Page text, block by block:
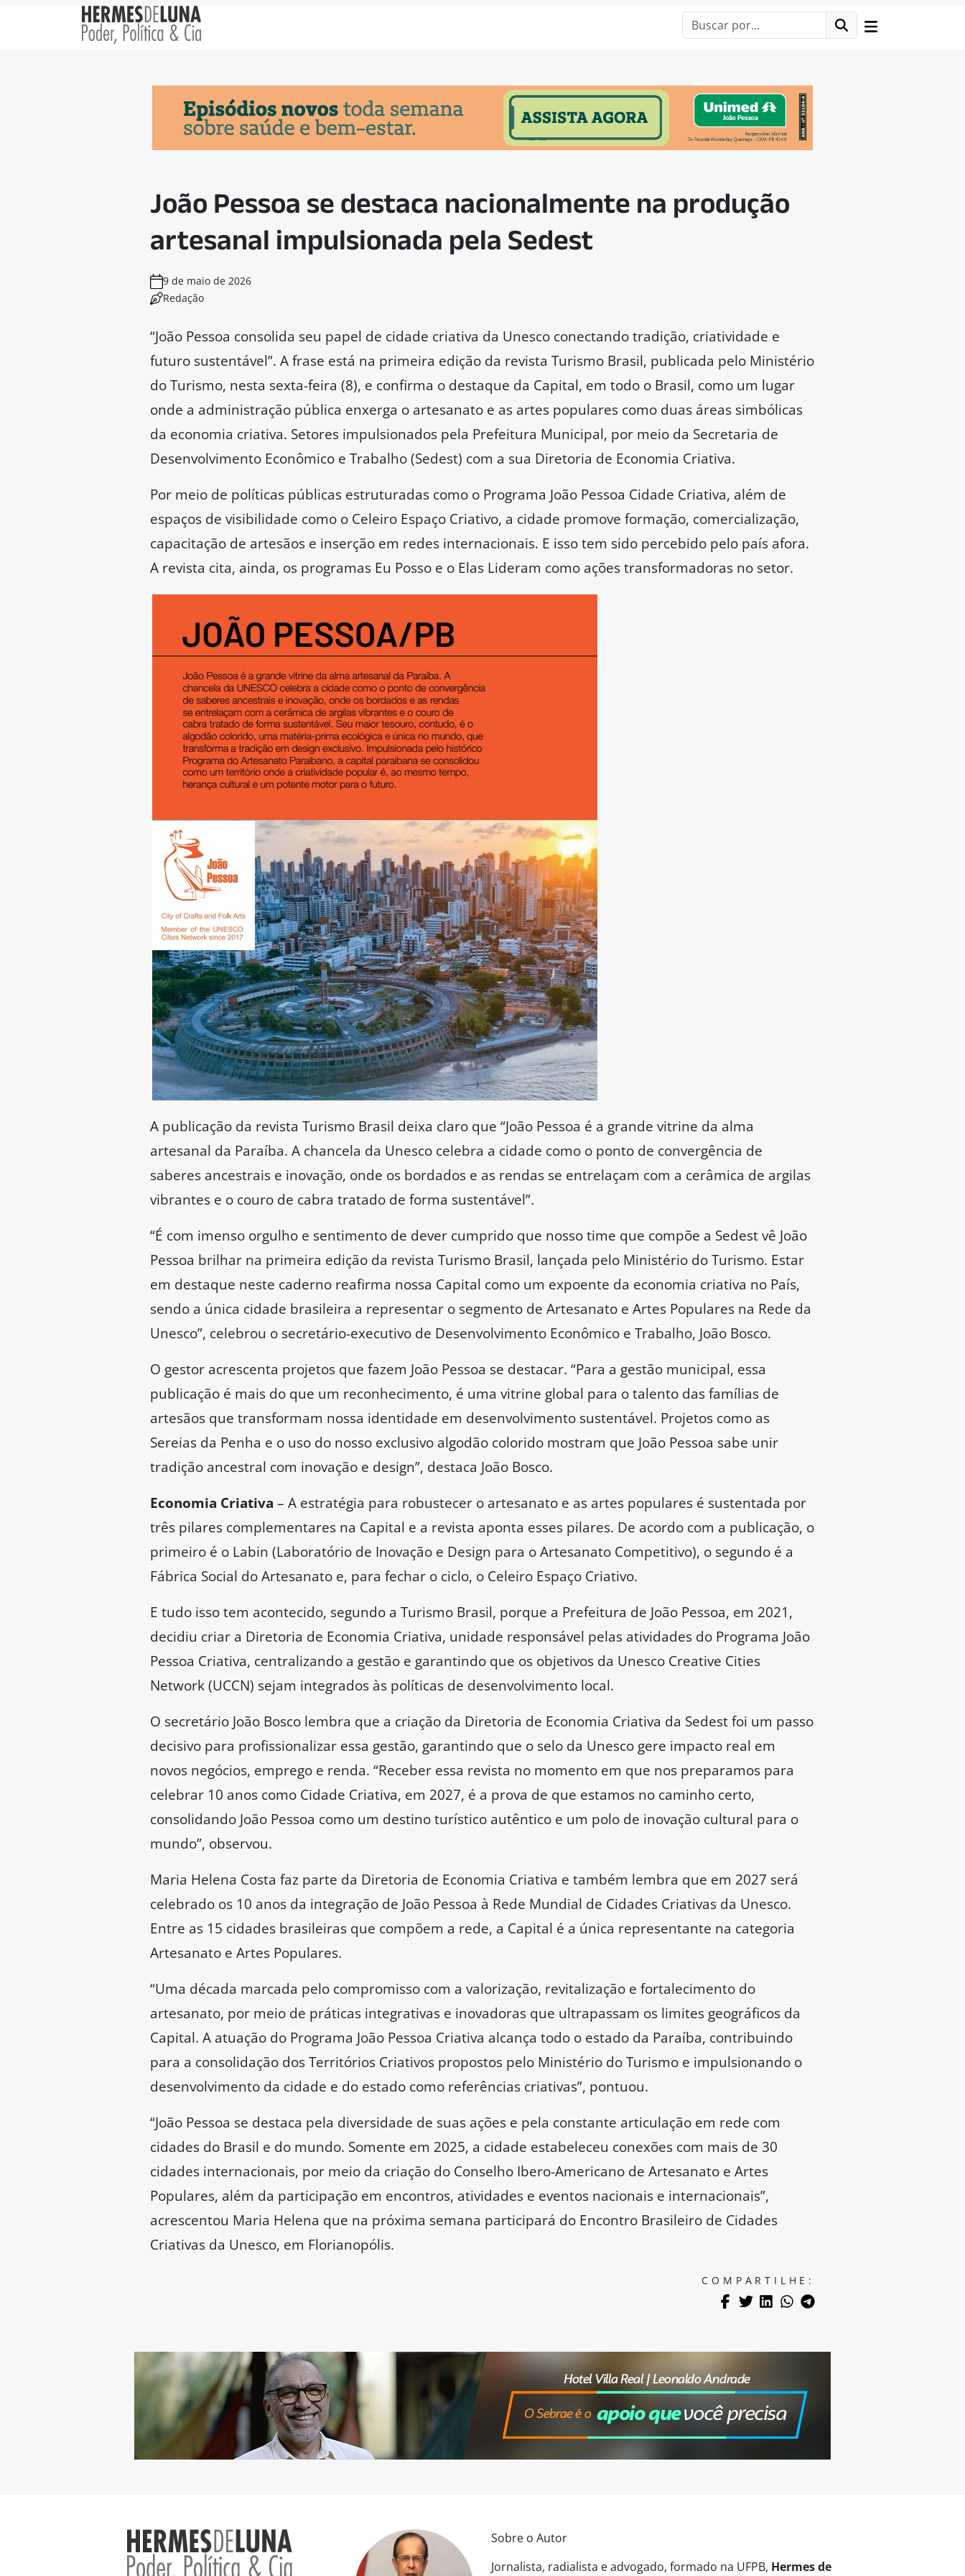
João Pessoa se destaca nacionalmente na produção
artesanal impulsionada pela Sedest
9 de maio de 2026
Redação
“João Pessoa consolida seu papel de cidade criativa da Unesco conectando tradição, criatividade e
futuro sustentável”. A frase está na primeira edição da revista Turismo Brasil, publicada pelo Ministério
do Turismo, nesta sexta-feira (8), e confirma o destaque da Capital, em todo o Brasil, como um lugar
onde a administração pública enxerga o artesanato e as artes populares como duas áreas simbólicas
da economia criativa. Setores impulsionados pela Prefeitura Municipal, por meio da Secretaria de
Desenvolvimento Econômico e Trabalho (Sedest) com a sua Diretoria de Economia Criativa.
Por meio de políticas públicas estruturadas como o Programa João Pessoa Cidade Criativa, além de
espaços de visibilidade como o Celeiro Espaço Criativo, a cidade promove formação, comercialização,
capacitação de artesãos e inserção em redes internacionais. E isso tem sido percebido pelo país afora.
A revista cita, ainda, os programas Eu Posso e o Elas Lideram como ações transformadoras no setor.
A publicação da revista Turismo Brasil deixa claro que “João Pessoa é a grande vitrine da alma
artesanal da Paraíba. A chancela da Unesco celebra a cidade como o ponto de convergência de
saberes ancestrais e inovação, onde os bordados e as rendas se entrelaçam com a cerâmica de argilas
vibrantes e o couro de cabra tratado de forma sustentável”.
“É com imenso orgulho e sentimento de dever cumprido que nosso time que compõe a Sedest vê João
Pessoa brilhar na primeira edição da revista Turismo Brasil, lançada pelo Ministério do Turismo. Estar
em destaque neste caderno reafirma nossa Capital como um expoente da economia criativa no País,
sendo a única cidade brasileira a representar o segmento de Artesanato e Artes Populares na Rede da
Unesco”, celebrou o secretário-executivo de Desenvolvimento Econômico e Trabalho, João Bosco.
O gestor acrescenta projetos que fazem João Pessoa se destacar. “Para a gestão municipal, essa
publicação é mais do que um reconhecimento, é uma vitrine global para o talento das famílias de
artesãos que transformam nossa identidade em desenvolvimento sustentável. Projetos como as
Sereias da Penha e o uso do nosso exclusivo algodão colorido mostram que João Pessoa sabe unir
tradição ancestral com inovação e design”, destaca João Bosco.
Economia Criativa – A estratégia para robustecer o artesanato e as artes populares é sustentada por
três pilares complementares na Capital e a revista aponta esses pilares. De acordo com a publicação, o
primeiro é o Labin (Laboratório de Inovação e Design para o Artesanato Competitivo), o segundo é a
Fábrica Social do Artesanato e, para fechar o ciclo, o Celeiro Espaço Criativo.
E tudo isso tem acontecido, segundo a Turismo Brasil, porque a Prefeitura de João Pessoa, em 2021,
decidiu criar a Diretoria de Economia Criativa, unidade responsável pelas atividades do Programa João
Pessoa Criativa, centralizando a gestão e garantindo que os objetivos da Unesco Creative Cities
Network (UCCN) sejam integrados às políticas de desenvolvimento local.
O secretário João Bosco lembra que a criação da Diretoria de Economia Criativa da Sedest foi um passo
decisivo para profissionalizar essa gestão, garantindo que o selo da Unesco gere impacto real em
novos negócios, emprego e renda. “Receber essa revista no momento em que nos preparamos para
celebrar 10 anos como Cidade Criativa, em 2027, é a prova de que estamos no caminho certo,
consolidando João Pessoa como um destino turístico autêntico e um polo de inovação cultural para o
mundo”, observou.
Maria Helena Costa faz parte da Diretoria de Economia Criativa e também lembra que em 2027 será
celebrado os 10 anos da integração de João Pessoa à Rede Mundial de Cidades Criativas da Unesco.
Entre as 15 cidades brasileiras que compõem a rede, a Capital é a única representante na categoria
Artesanato e Artes Populares.
“Uma década marcada pelo compromisso com a valorização, revitalização e fortalecimento do
artesanato, por meio de práticas integrativas e inovadoras que ultrapassam os limites geográficos da
Capital. A atuação do Programa João Pessoa Criativa alcança todo o estado da Paraíba, contribuindo
para a consolidação dos Territórios Criativos propostos pelo Ministério do Turismo e impulsionando o
desenvolvimento da cidade e do estado como referências criativas”, pontuou.
“João Pessoa se destaca pela diversidade de suas ações e pela constante articulação em rede com
cidades do Brasil e do mundo. Somente em 2025, a cidade estabeleceu conexões com mais de 30
cidades internacionais, por meio da criação do Conselho Ibero-Americano de Artesanato e Artes
Populares, além da participação em encontros, atividades e eventos nacionais e internacionais”,
acrescentou Maria Helena que na próxima semana participará do Encontro Brasileiro de Cidades
Criativas da Unesco, em Florianopólis.
COMPARTILHE:
Sobre o Autor
Jornalista, radialista e advogado, formado na UFPB, Hermes de